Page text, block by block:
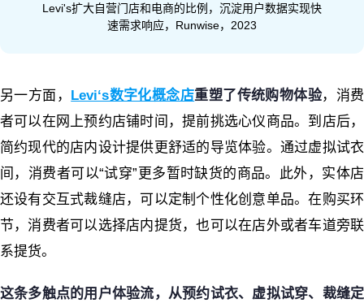
Levi's扩大自营门店和电商的比例，沉淀用户数据实现快
速需求响应，Runwise，2023
另一方面， Levi‘s数字化概念店重塑了传统购物体验， 消费
者可以在网上预约店铺时间，提前挑选心仪商品。到店后，
简约现代的店内设计提供更舒适的导览体验。通过虚拟试衣
间，消费者可以“试穿”更多暂时缺货的商品。此外，实体店
还设有交互式裁缝店，可以定制个性化创意单品。在购买环
节，消费者可以选择店内提货，也可以在店外或者车道旁联
系提货。
这条多触点的用户体验流，从预约试衣、虚拟试穿、裁缝定